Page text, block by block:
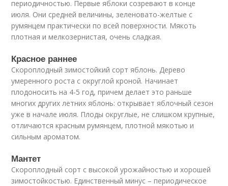
периодичностью. Первые яблоки созревают в конце
июля. Они средней величины, зеленовато-желтые с
румянцем практически по всей поверхности. Мякоть
плотная и мелкозернистая, очень сладкая.
Красное раннее
Скороплодный зимостойкий сорт яблонь. Дерево
умеренного роста с округлой кроной. Начинает
плодоносить на 4-5 год, причем делает это раньше
многих других летних яблонь: открывает яблочный сезон
уже в начале июля. Плоды округлые, не слишком крупные,
отличаются красным румянцем, плотной мякотью и
сильным ароматом.
Мантет
Скороплодный сорт с высокой урожайностью и хорошей
зимостойкостью. Единственный минус – периодическое